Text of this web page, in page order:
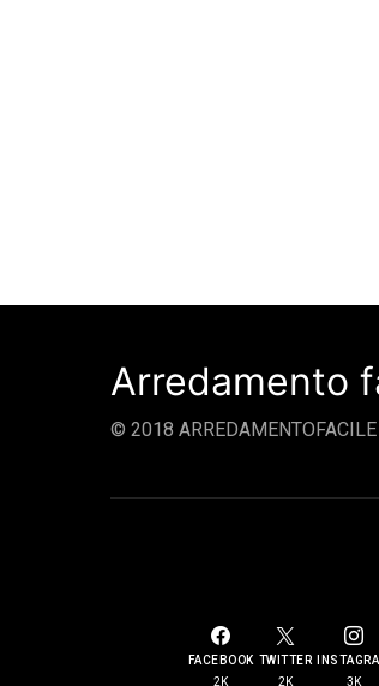
Arredamento
© 2018 ARREDAMENTOFACILE
FACEBOOK
2K
TWITTER
2K
3K